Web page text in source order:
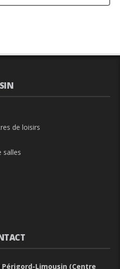
de loisirs
salles
Périgord-Limousin (Centre